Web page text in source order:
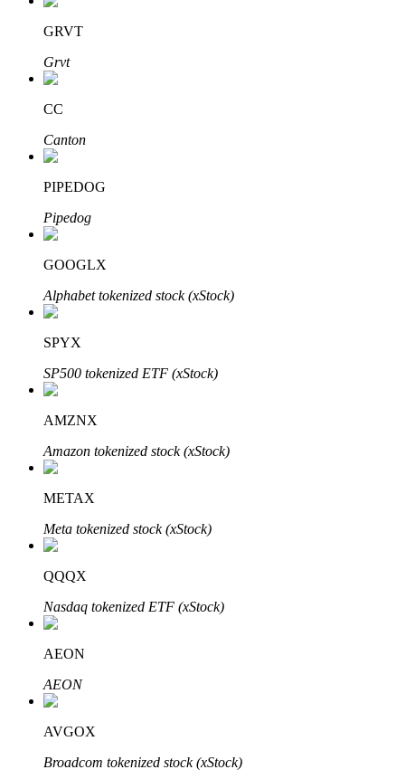
เรียนรู้เกี่ยวกับการสร้างรายได้แบบพาสซีฟ
พันธมิตร Bitrue
พันธมิตร Bitrue
มากถึง 65% คอมมิชชั่น!
การแนะนำ
GRVT
Grvt
CC
Canton
PIPEDOG
Pipedog
GOOGLX
Alphabet tokenized stock (xStock)
SPYX
SP500 tokenized ETF (xStock)
AMZNX
Amazon tokenized stock (xStock)
METAX
Meta tokenized stock (xStock)
QQQX
Nasdaq tokenized ETF (xStock)
AEON
AEON
AVGOX
Broadcom tokenized stock (xStock)